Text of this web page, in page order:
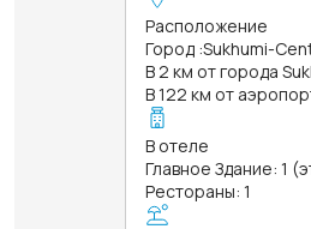
Расположение
Город :Sukhumi-
В 2 км от города
В 122 км от
В отеле
Главное Здание: 1
Рестораны: 1